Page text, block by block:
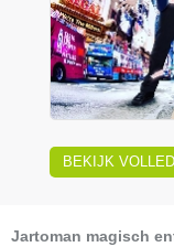
BEKIJK
Jartoman magisch